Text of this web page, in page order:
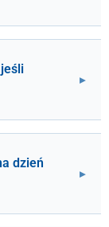
dzień